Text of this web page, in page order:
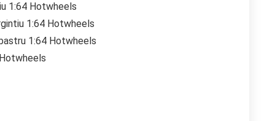
1:64 Hotwheels
1:64 Hotwheels
1:64 Hotwheels